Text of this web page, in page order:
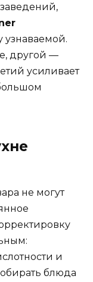
узнаваемой.
другой —
усиливает
не могут
и
блюда